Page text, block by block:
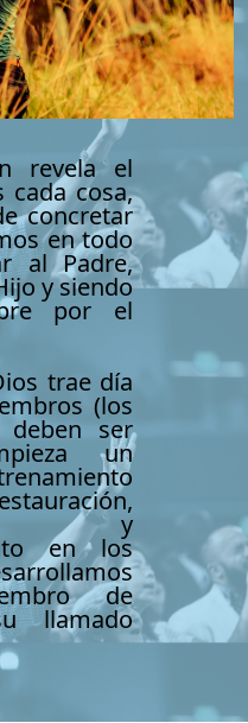
revela el
cada cosa,
concretar
en todo
al Padre,
y siendo
por el
trae día
(los
deben ser
un
y
en los
de
llamado